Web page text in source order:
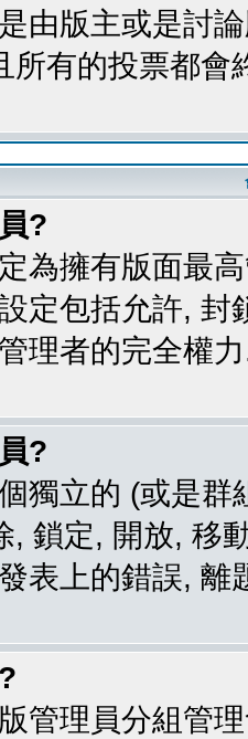
由版主或是討
所有的投票都
?
為擁有版面最
定包括允許,
理者的完全權
?
獨立的 (或是
, 鎖定, 開放, 移
表上的錯誤, 離
管理員分組管